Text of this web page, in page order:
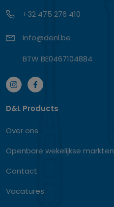
+32 475 276 410
info@denl.be
BTW BE0467104884
D&L Products
Over ons
Openbare wekelijkse markten
Contact
Vacatures